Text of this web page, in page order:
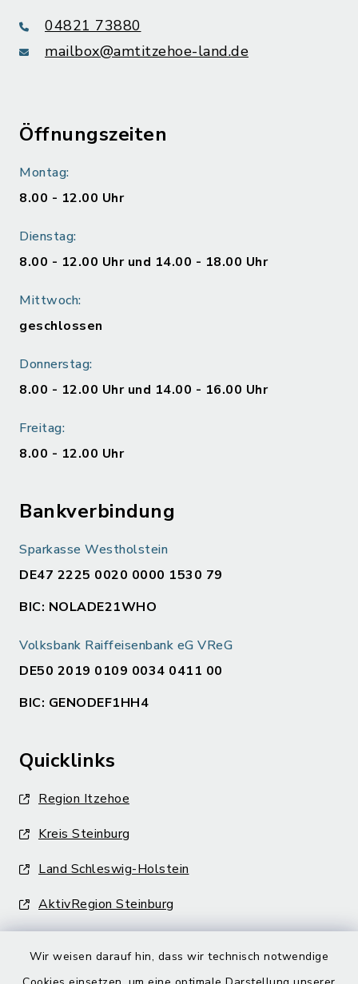
Wir weisen darauf hin, dass wir technisch notwendige
04821 73880
mailbox@amtitzehoe-land.de
Öffnungszeiten
Montag:
8.00 - 12.00 Uhr
Dienstag:
8.00 - 12.00 Uhr und 14.00 - 18.00 Uhr
Mittwoch:
geschlossen
Donnerstag:
8.00 - 12.00 Uhr und 14.00 - 16.00 Uhr
Freitag:
8.00 - 12.00 Uhr
Bankverbindung
Sparkasse Westholstein
DE47 2225 0020 0000 1530 79
BIC: NOLADE21WHO
Volksbank Raiffeisenbank eG VReG
DE50 2019 0109 0034 0411 00
BIC: GENODEF1HH4
Quicklinks
Region Itzehoe
Kreis Steinburg
Land Schleswig-Holstein
AktivRegion Steinburg